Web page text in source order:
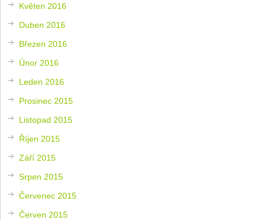
Květen 2016
Duben 2016
Březen 2016
Únor 2016
Leden 2016
Prosinec 2015
Listopad 2015
Říjen 2015
Září 2015
Srpen 2015
Červenec 2015
Červen 2015